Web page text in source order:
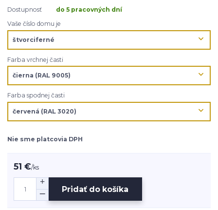
Dostupnosť
do 5 pracovných dní
Vaše číslo domu je
Farba vrchnej časti
Farba spodnej časti
Nie sme platcovia DPH
51 €/ks
Pridať do košíka